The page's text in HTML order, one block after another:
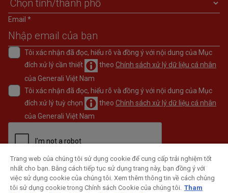
Email *
Tôi xác nhận đã đọc, hiểu rõ và đồng ý với nội dung của Mục
đích xử lý cần thiết
theo Chính sách xử lý dữ liệu cá nhân
của Generali Việt Nam
Tôi xác nhận đã đọc, hiểu rõ và đồng ý với nội dung của Mục
đích xử lý tuỳ chọn
theo Chính sách xử lý dữ liệu cá nhân
của Generali Việt Nam
ĐĂNG KÝ
Trang web của chúng tôi sử dụng cookie để cung cấp trải nghiệm tốt
nhất cho bạn. Bằng cách tiếp tục sử dụng trang này, bạn đồng ý với
việc sử dụng cookie của chúng tôi. Xem thêm thông tin về cách chúng
tôi sử dụng cookie trong Chính sách Cookie của chúng tôi. Tham